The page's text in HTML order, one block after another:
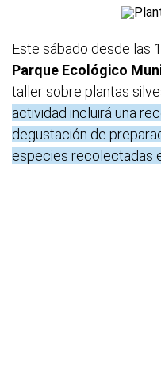
Este sábado desde las
Parque Ecológico
taller sobre plantas
actividad incluirá una
degustación de
especies recolectadas